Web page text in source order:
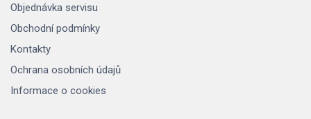
Objednávka servisu
Obchodní podmínky
Kontakty
Ochrana osobních údajů
Informace o cookies